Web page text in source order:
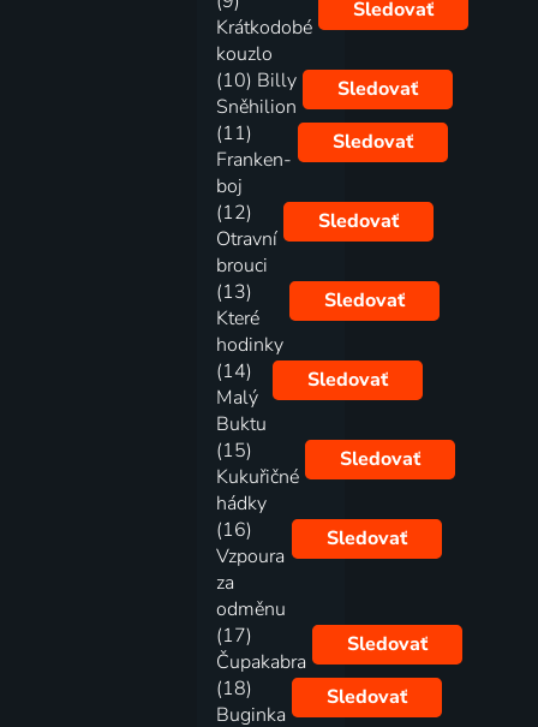
Krátkodobé
kouzlo
Sledovať
(10) Billy
Sněhilion
Sledovať
(11)
Franken-
boj
Sledovať
(12)
Otravní
brouci
Sledovať
(13)
Které
hodinky
Sledovať
(14)
Malý
Buktu
Sledovať
(15)
Kukuřičné
hádky
Sledovať
(16)
Vzpoura
za
odměnu
Sledovať
(17)
Čupakabra
Sledovať
(18)
Buginka
Sledovať